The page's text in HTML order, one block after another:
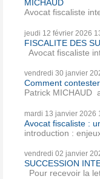
MICHAUD
Avocat fiscaliste
jeudi 12 février 2026
FISCALITE DES
Avocat fiscaliste
vendredi 30 janvier
Comment
Patrick MICHAUD
mardi 13 janvier 2026
Avocat fiscaliste :
introduction :
vendredi 02 janvier
SUCCESSION
Pour recevoir la